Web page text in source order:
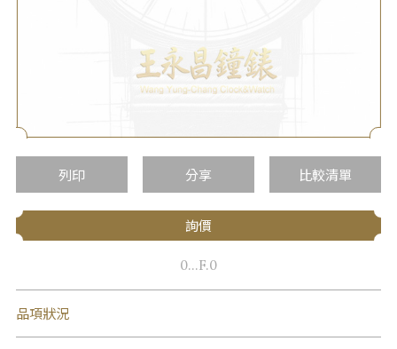
列印 分享 比較清單
詢價
0...F.0
品項狀況